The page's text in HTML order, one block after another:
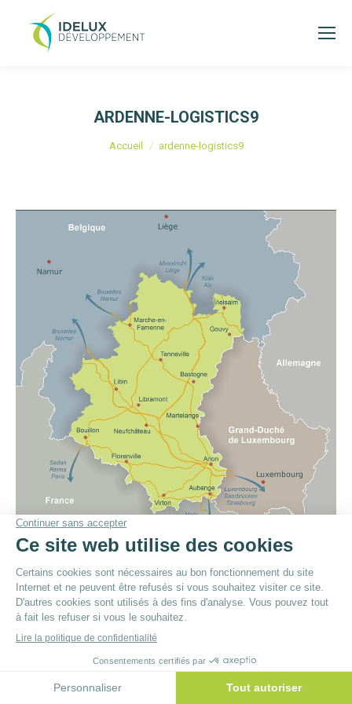
ARDENNE-LOGISTICS9
Vous êtes ici :
Accueil ardenne-logistics9
© ByPoush
Menu du bas